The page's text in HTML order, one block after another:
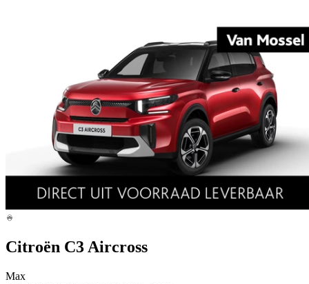
Citroën C3 Aircross
Max